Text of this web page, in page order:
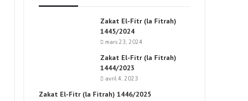
Zakat El-Fitr (la Fitrah)
1445/2024
mars 23, 2024
Zakat El-Fitr (la Fitrah)
1444/2023
avril 4, 2023
Zakat El-Fitr (la Fitrah) 1446/2025